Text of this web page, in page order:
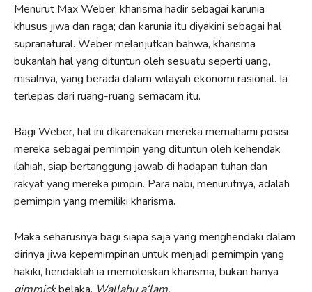
Menurut Max Weber, kharisma hadir sebagai karunia
khusus jiwa dan raga; dan karunia itu diyakini sebagai hal
supranatural. Weber melanjutkan bahwa, kharisma
bukanlah hal yang dituntun oleh sesuatu seperti uang,
misalnya, yang berada dalam wilayah ekonomi rasional. Ia
terlepas dari ruang-ruang semacam itu.
Bagi Weber, hal ini dikarenakan mereka memahami posisi
mereka sebagai pemimpin yang dituntun oleh kehendak
ilahiah, siap bertanggung jawab di hadapan tuhan dan
rakyat yang mereka pimpin. Para nabi, menurutnya, adalah
pemimpin yang memiliki kharisma.
Maka seharusnya bagi siapa saja yang menghendaki dalam
dirinya jiwa kepemimpinan untuk menjadi pemimpin yang
hakiki, hendaklah ia memoleskan kharisma, bukan hanya
gimmickbelaka. Wallahu a‘lam.